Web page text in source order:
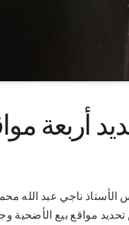
أربعة
(سونا) – ترأس الأستاذ ناجي
مواقع بيع الأضحية